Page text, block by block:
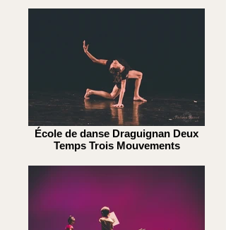
École de danse Draguignan Deux
Temps Trois Mouvements